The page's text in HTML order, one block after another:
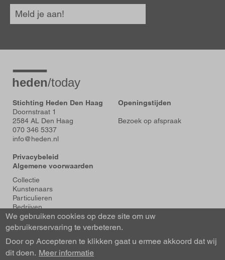
Meld je aan!
Stichting Heden Den Haag
Doornstraat 1
2584 AL Den Haag
070 346 5337
info@heden.nl
Privacybeleid
Algemene voorwaarden
Openingstijden
Bezoek op afspraak
Voet
Collectie
Kunstenaars
Particulieren
Bedrijven
Tentoonstellingen
Actueel
About us
Contact
We gebruiken cookies op deze site om uw
gebruikerservaring te verbeteren.
Door op Accepteren te klikken gaat u ermee akkoord dat wij
dit doen. Meer informatie